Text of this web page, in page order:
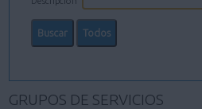
GRUPOS DE SERVICIOS